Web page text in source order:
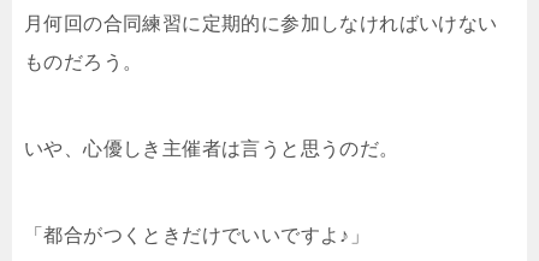
月何回の合同練習に定期的に参加しなければいけない
ものだろう。
いや、心優しき主催者は言うと思うのだ。
「都合がつくときだけでいいですよ♪」